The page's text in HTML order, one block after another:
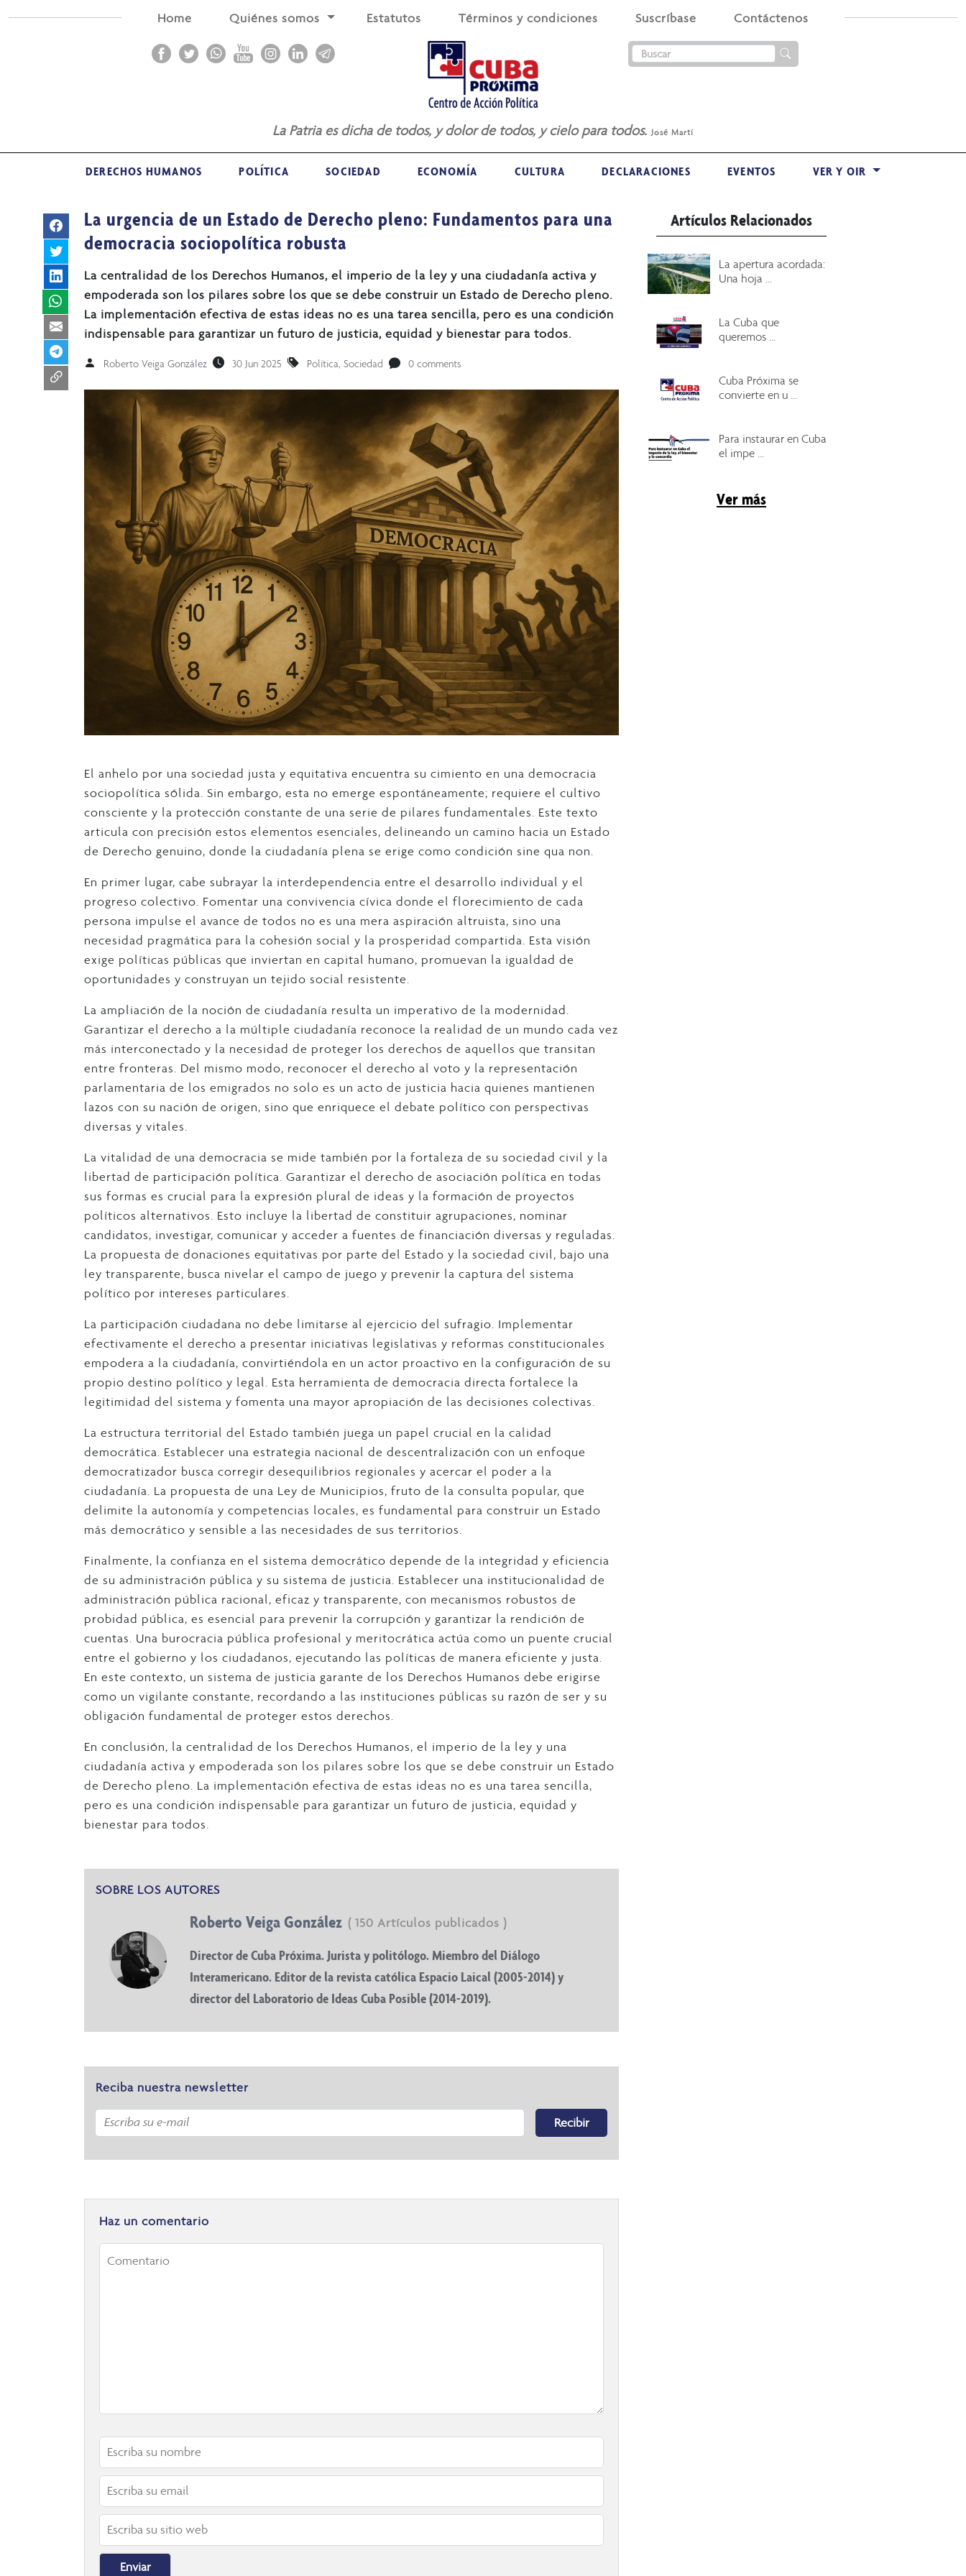
Home Quiénes somos Estatutos Términos y condiciones Suscríbase Contáctenos
La Patria es dicha de todos, y dolor de todos, y cielo para todos. José Martí
DERECHOS HUMANOS POLÍTICA SOCIEDAD ECONOMÍA CULTURA DECLARACIONES EVENTOS VER Y OIR
La urgencia de un Estado de Derecho pleno: Fundamentos para una
democracia sociopolítica robusta
La centralidad de los Derechos Humanos, el imperio de la ley y una ciudadanía activa y
empoderada son los pilares sobre los que se debe construir un Estado de Derecho pleno.
La implementación efectiva de estas ideas no es una tarea sencilla, pero es una condición
indispensable para garantizar un futuro de justicia, equidad y bienestar para todos.
Roberto Veiga González 30 Jun 2025 Política, Sociedad 0 comments
El anhelo por una sociedad justa y equitativa encuentra su cimiento en una democracia
sociopolítica sólida. Sin embargo, esta no emerge espontáneamente; requiere el cultivo
consciente y la protección constante de una serie de pilares fundamentales. Este texto
articula con precisión estos elementos esenciales, delineando un camino hacia un Estado
de Derecho genuino, donde la ciudadanía plena se erige como condición sine qua non.
En primer lugar, cabe subrayar la interdependencia entre el desarrollo individual y el
progreso colectivo. Fomentar una convivencia cívica donde el florecimiento de cada
persona impulse el avance de todos no es una mera aspiración altruista, sino una
necesidad pragmática para la cohesión social y la prosperidad compartida. Esta visión
exige políticas públicas que inviertan en capital humano, promuevan la igualdad de
oportunidades y construyan un tejido social resistente.
La ampliación de la noción de ciudadanía resulta un imperativo de la modernidad.
Garantizar el derecho a la múltiple ciudadanía reconoce la realidad de un mundo cada vez
más interconectado y la necesidad de proteger los derechos de aquellos que transitan
entre fronteras. Del mismo modo, reconocer el derecho al voto y la representación
parlamentaria de los emigrados no solo es un acto de justicia hacia quienes mantienen
lazos con su nación de origen, sino que enriquece el debate político con perspectivas
diversas y vitales.
La vitalidad de una democracia se mide también por la fortaleza de su sociedad civil y la
libertad de participación política. Garantizar el derecho de asociación política en todas
sus formas es crucial para la expresión plural de ideas y la formación de proyectos
políticos alternativos. Esto incluye la libertad de constituir agrupaciones, nominar
candidatos, investigar, comunicar y acceder a fuentes de financiación diversas y reguladas.
La propuesta de donaciones equitativas por parte del Estado y la sociedad civil, bajo una
ley transparente, busca nivelar el campo de juego y prevenir la captura del sistema
político por intereses particulares.
La participación ciudadana no debe limitarse al ejercicio del sufragio. Implementar
efectivamente el derecho a presentar iniciativas legislativas y reformas constitucionales
empodera a la ciudadanía, convirtiéndola en un actor proactivo en la configuración de su
propio destino político y legal. Esta herramienta de democracia directa fortalece la
legitimidad del sistema y fomenta una mayor apropiación de las decisiones colectivas.
La estructura territorial del Estado también juega un papel crucial en la calidad
democrática. Establecer una estrategia nacional de descentralización con un enfoque
democratizador busca corregir desequilibrios regionales y acercar el poder a la
ciudadanía. La propuesta de una Ley de Municipios, fruto de la consulta popular, que
delimite la autonomía y competencias locales, es fundamental para construir un Estado
más democrático y sensible a las necesidades de sus territorios.
Finalmente, la confianza en el sistema democrático depende de la integridad y eficiencia
de su administración pública y su sistema de justicia. Establecer una institucionalidad de
administración pública racional, eficaz y transparente, con mecanismos robustos de
probidad pública, es esencial para prevenir la corrupción y garantizar la rendición de
cuentas. Una burocracia pública profesional y meritocrática actúa como un puente crucial
entre el gobierno y los ciudadanos, ejecutando las políticas de manera eficiente y justa.
En este contexto, un sistema de justicia garante de los Derechos Humanos debe erigirse
como un vigilante constante, recordando a las instituciones públicas su razón de ser y su
obligación fundamental de proteger estos derechos.
En conclusión, la centralidad de los Derechos Humanos, el imperio de la ley y una
ciudadanía activa y empoderada son los pilares sobre los que se debe construir un Estado
de Derecho pleno. La implementación efectiva de estas ideas no es una tarea sencilla,
pero es una condición indispensable para garantizar un futuro de justicia, equidad y
bienestar para todos.
SOBRE LOS AUTORES
Roberto Veiga González ( 150 Artículos publicados )
Director de Cuba Próxima. Jurista y politólogo. Miembro del Diálogo
Interamericano. Editor de la revista católica Espacio Laical (2005-2014) y
director del Laboratorio de Ideas Cuba Posible (2014-2019).
Reciba nuestra newsletter
Recibir
Haz un comentario
Artículos Relacionados
La apertura acordada:
Una hoja ...
La Cuba que
queremos ...
Cuba Próxima se
convierte en u ...
Para instaurar en Cuba
el impe ...
Ver más